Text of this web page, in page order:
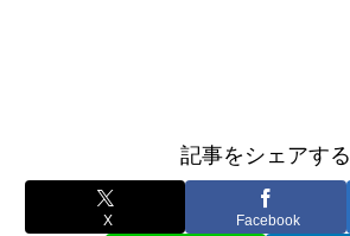
記事をシェアする
X Facebook